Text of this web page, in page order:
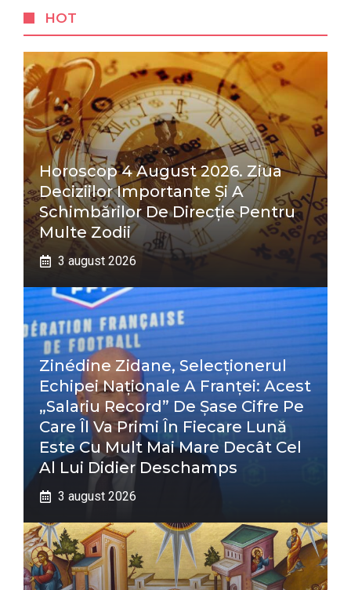
HOT
Horoscop 4 August 2026. Ziua
Deciziilor Importante Și A
Schimbărilor De Direcție Pentru
Multe Zodii
3 august 2026
Zinédine Zidane, Selecționerul
Echipei Naționale A Franței: Acest
„salariu Record” De Șase Cifre Pe
Care Îl Va Primi În Fiecare Lună
Este Cu Mult Mai Mare Decât Cel
Al Lui Didier Deschamps
3 august 2026